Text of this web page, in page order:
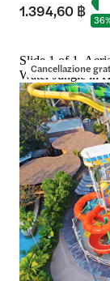
1.394,60 ฿
Cancellazione
Slide 1 of 1,
Water Jungle in